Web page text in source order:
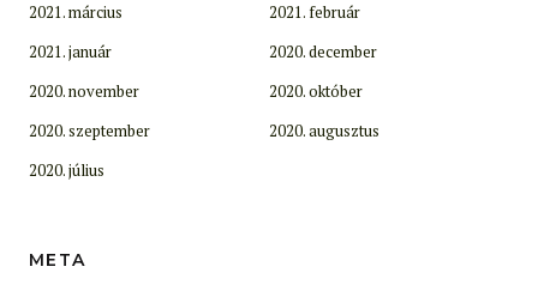
2021. március
2021. február
2021. január
2020. december
2020. november
2020. október
2020. szeptember
2020. augusztus
2020. július
META